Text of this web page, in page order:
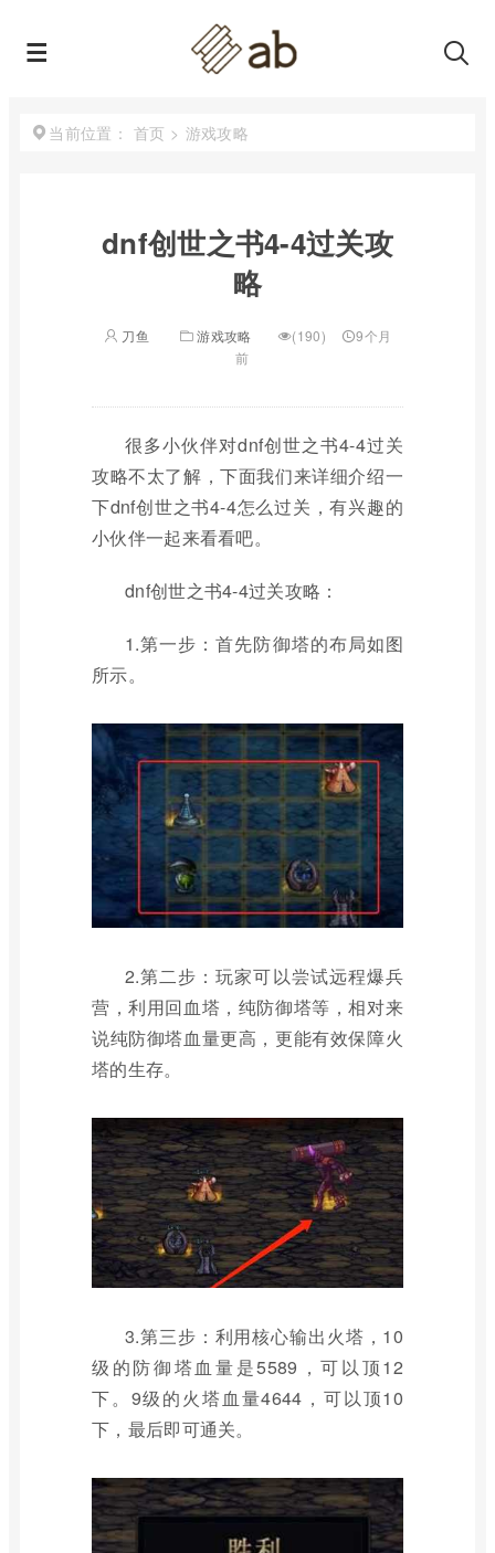
当前位置： 首页 > 游戏攻略
dnf创世之书4-4过关攻
略
刀鱼 游戏攻略 (190)
9个月
前
很多小伙伴对dnf创世之书4-4过关
攻略不太了解，下面我们来详细介绍一
下dnf创世之书4-4怎么过关，有兴趣的
小伙伴一起来看看吧。
dnf创世之书4-4过关攻略：
1.第一步：首先防御塔的布局如图
所示。
2.第二步：玩家可以尝试远程爆兵
营，利用回血塔，纯防御塔等，相对来
说纯防御塔血量更高，更能有效保障火
塔的生存。
3.第三步：利用核心输出火塔，10
级的防御塔血量是5589，可以顶12
下。9级的火塔血量4644，可以顶10
下，最后即可通关。